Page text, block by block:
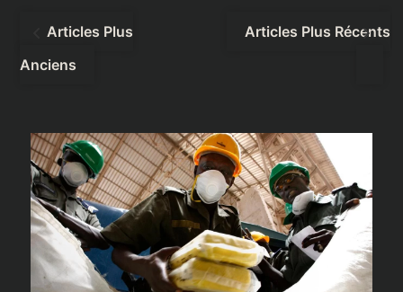
Articles Plus
Anciens
Articles Plus Récents